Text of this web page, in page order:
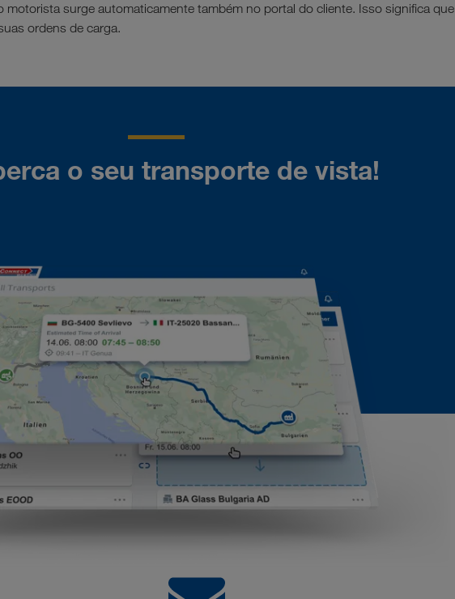
motorista surge automaticamente também no portal do cliente. Isso significa que
ordens de carga.
o seu transporte de vista!